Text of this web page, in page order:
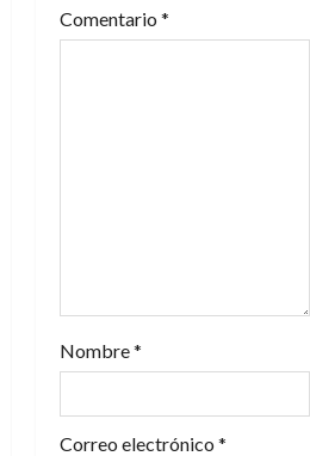
d
a
d
a
Comentario *
Nombre*
Correo electrónico *